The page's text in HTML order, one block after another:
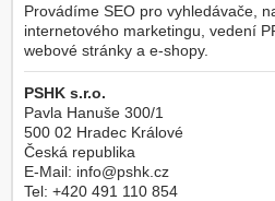
Provádíme SEO pro vyhledávače,
internetového marketingu, vedení
webové stránky a e-shopy.
PSHK s.r.o.
Pavla Hanuše 300/1
500 02 Hradec Králové
Česká republika
E-Mail: info@pshk.cz
Tel: +420 491 110 854